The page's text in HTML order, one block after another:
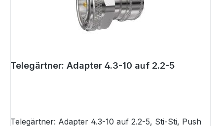
Telegärtner: Adapter 4.3-10 auf 2.2-5
Telegärtner: Adapter 4.3-10 auf 2.2-5, Sti-Sti, Push